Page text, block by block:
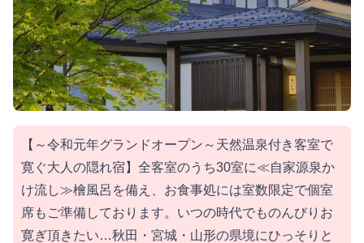
【～令和元年グランドオープン～天然温泉付き客室で
寛ぐ大人の隠れ宿】全客室のうち30室に≪自家源泉か
け流し≫檜風呂を備え、お食事処には室数限定で個室
席もご準備しております。いつの時代でものんびりお
寛ぎ頂きたい…秋田・宮城・山形の県境にひっそりと